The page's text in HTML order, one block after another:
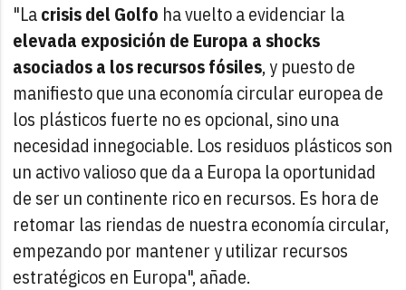
"Lacrisis del Golfo ha vuelto a evidenciar la
elevada exposición de Europa a shocks
asociados a los recursos fósiles, y puesto de
manifiesto que una economía circular europea de
los plásticos fuerte no es opcional, sino una
necesidad innegociable. Los residuos plásticos son
un activo valioso que da a Europa la oportunidad
de ser un continente rico en recursos. Es hora de
retomar las riendas de nuestra economía circular,
empezando por mantener y utilizar recursos
estratégicos en Europa", añade.